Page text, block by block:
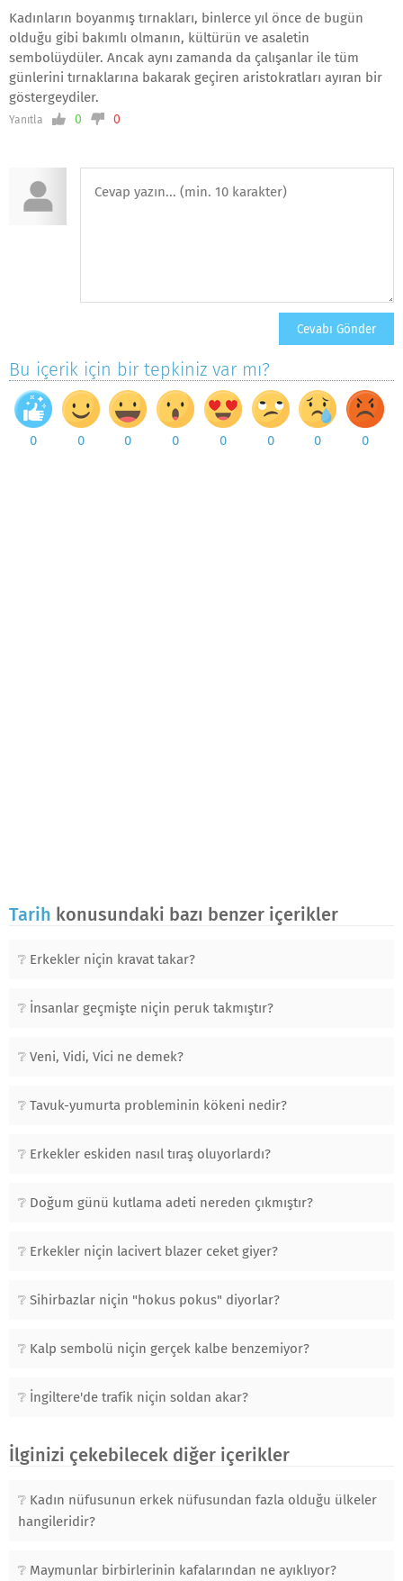
Kadınların boyanmış tırnakları, binlerce yıl önce de bugün
olduğu gibi bakımlı olmanın, kültürün ve asaletin
sembolüydüler. Ancak aynı zamanda da çalışanlar ile tüm
günlerini tırnaklarına bakarak geçiren aristokratları ayıran bir
göstergeydiler.
Yanıtla 0 0
Bu içerik için bir tepkiniz var mı?
0 0 0 0 0 0 0 0
Tarih konusundaki bazı benzer içerikler
Erkekler niçin kravat takar?
İnsanlar geçmişte niçin peruk takmıştır?
Veni, Vidi, Vici ne demek?
Tavuk-yumurta probleminin kökeni nedir?
Erkekler eskiden nasıl tıraş oluyorlardı?
Doğum günü kutlama adeti nereden çıkmıştır?
Erkekler niçin lacivert blazer ceket giyer?
Sihirbazlar niçin "hokus pokus" diyorlar?
Kalp sembolü niçin gerçek kalbe benzemiyor?
İngiltere'de trafik niçin soldan akar?
İlginizi çekebilecek diğer içerikler
Kadın nüfusunun erkek nüfusundan fazla olduğu ülkeler
hangileridir?
Maymunlar birbirlerinin kafalarından ne ayıklıyor?